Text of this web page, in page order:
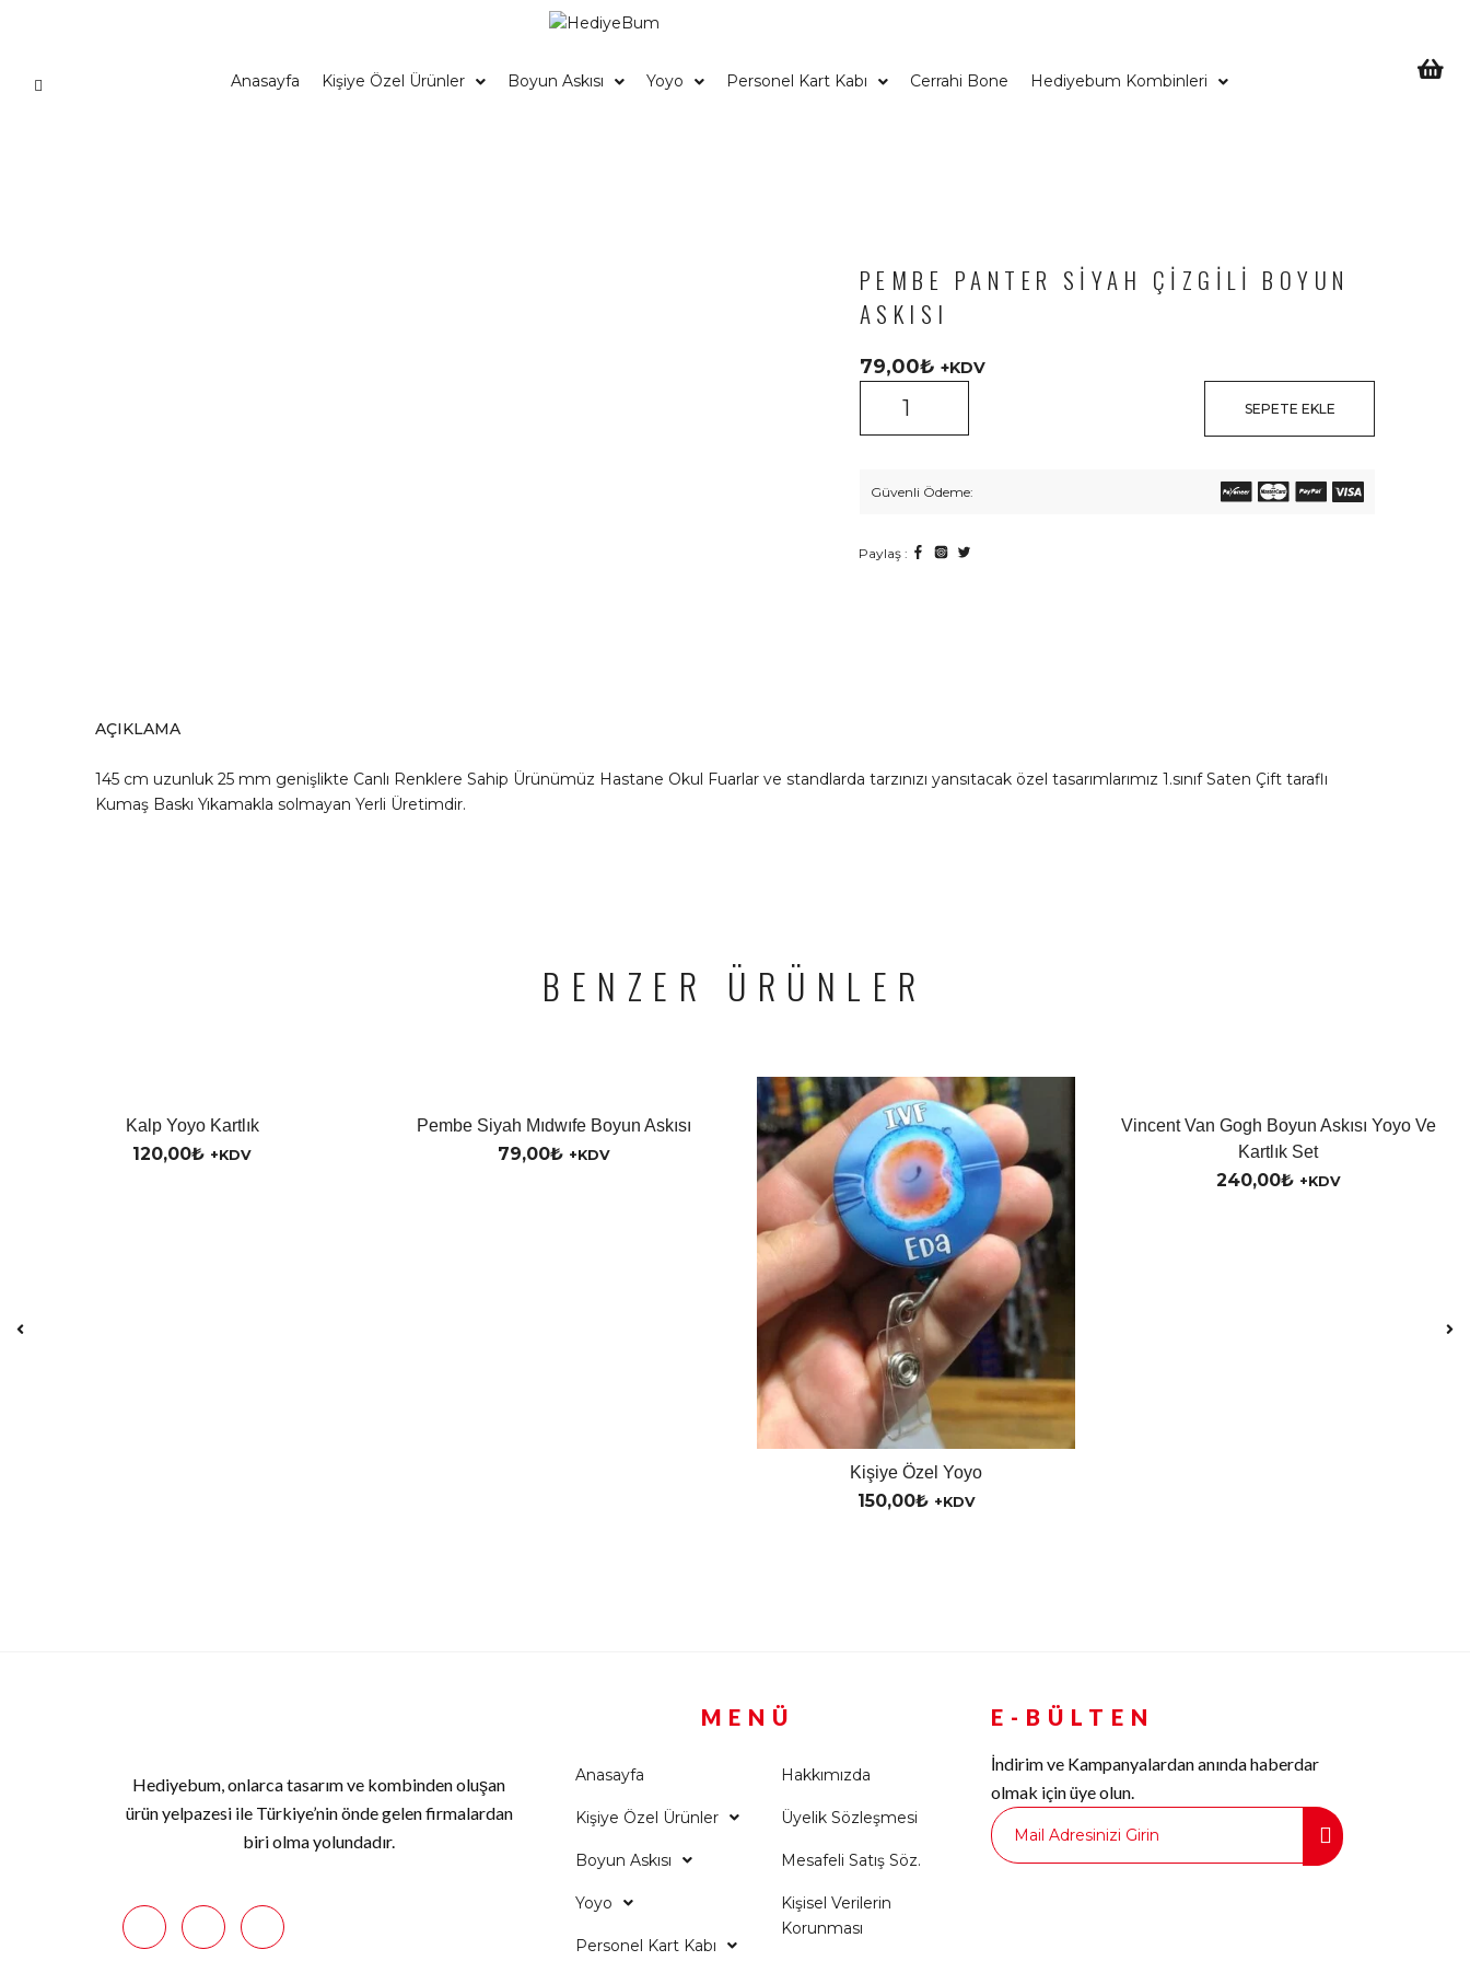
Anasayfa Kişiye Özel Ürünler Boyun Askısı Yoyo Personel Kart Kabı Cerrahi Bone Hediyebum Kombinleri
PEMBE PANTER SIYAH ÇIZGILI BOYUN
ASKISI
79,00₺ +KDV
SEPETE EKLE
Güvenli Ödeme:
Paylaş :
AÇIKLAMA
145 cm uzunluk 25 mm genişlikte Canlı Renklere Sahip Ürünümüz Hastane Okul Fuarlar ve standlarda tarzınızı yansıtacak özel tasarımlarımız 1.sınıf Saten Çift taraflı
Kumaş Baskı Yıkamakla solmayan Yerli Üretimdir.
BENZER ÜRÜNLER
Kalp Yoyo Kartlık
120,00₺ +KDV
Pembe Siyah Mıdwıfe Boyun Askısı
79,00₺ +KDV
Kişiye Özel Yoyo
150,00₺ +KDV
Vincent Van Gogh Boyun Askısı Yoyo Ve
Kartlık Set
240,00₺ +KDV
Hediyebum, onlarca tasarım ve kombinden oluşan
ürün yelpazesi ile Türkiye’nin önde gelen firmalardan
biri olma yolundadır.
MENÜ
Anasayfa
Kişiye Özel Ürünler
Boyun Askısı
Yoyo
Personel Kart Kabı
Hakkımızda
Üyelik Sözleşmesi
Mesafeli Satış Söz.
Kişisel Verilerin
Korunması
E-BÜLTEN
İndirim ve Kampanyalardan anında haberdar
olmak için üye olun.